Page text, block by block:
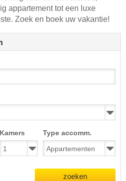
appartement tot een luxe
Zoek en boek uw vakantie!
Kamers Type accomm.
zoeken